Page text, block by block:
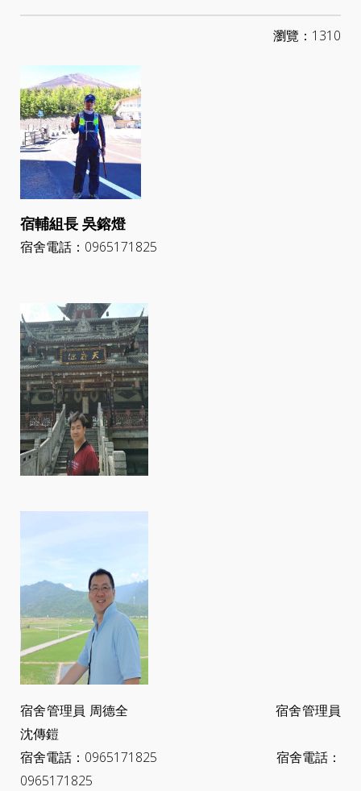
瀏覽：1310
宿輔組長 吳鎔燈
宿舍電話：0965171825
宿舍管理員 周德全 宿舍管理員
沈傳鎧
宿舍電話：0965171825 宿舍電話：
0965171825